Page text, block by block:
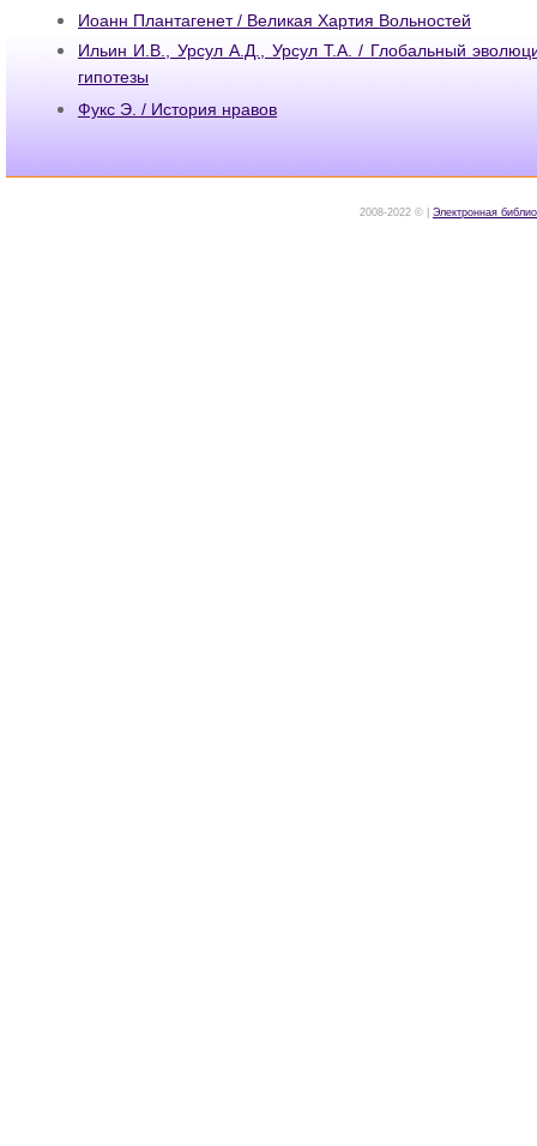
Иоанн Плантагенет / Великая Хартия Вольностей
Ильин И.В., Урсул А.Д., Урсул Т.А. / Глобальный
гипотезы
Фукс Э. / История нравов
2008-2022 © | Электронная